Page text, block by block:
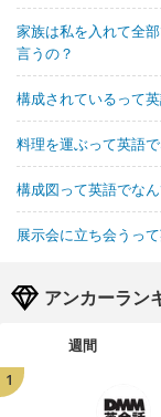
家族は私を入れて全
言うの？
構成されているって
料理を運ぶって英語
構成図って英語でな
展示会に立ち会うっ
アンカーラン
週間
1